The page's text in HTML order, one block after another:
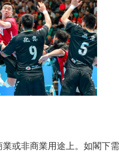
或非商業用途上。如閣下